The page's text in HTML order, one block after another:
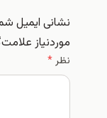
ایمیل شما
علامت‌گذاری